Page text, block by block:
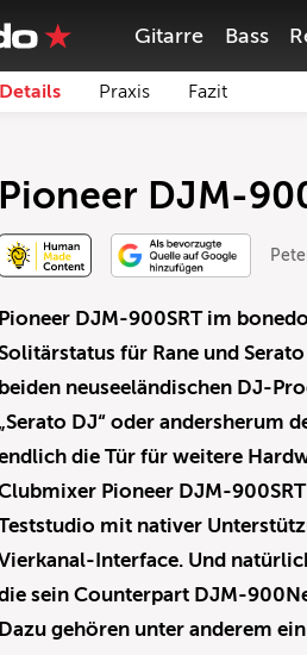
Gitarre Bass
Details Praxis Fazit
Pioneer DJM-
Pioneer DJM-900SRT im
für Rane und
beiden neuseeländischen DJ-
„Serato DJ“ oder andersherum
die Tür für weitere
Pioneer DJM-
mit nativer
Interface. Und
sein Counterpart DJM-
Dazu gehören unter anderem